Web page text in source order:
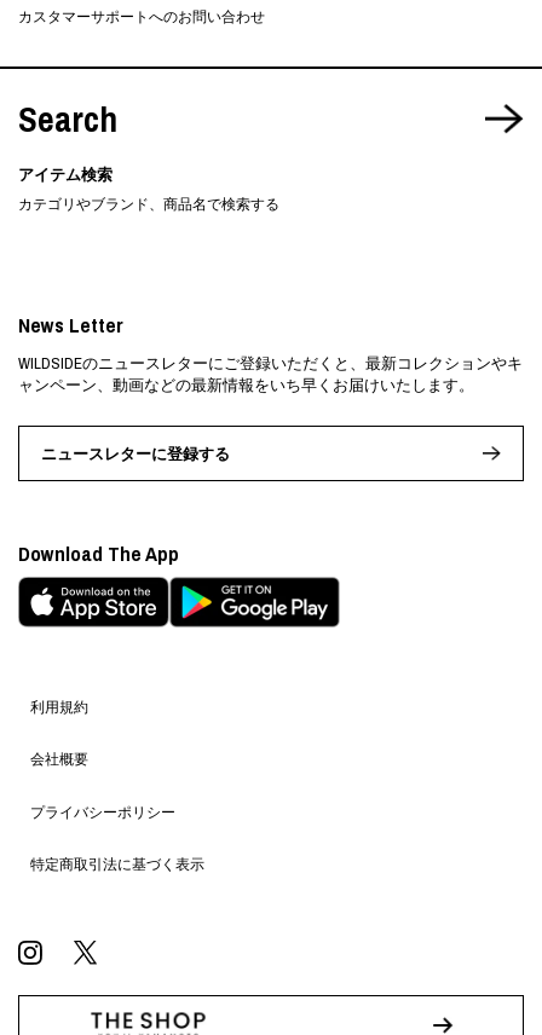
カスタマーサポートへのお問い合わせ
Search
アイテム検索
カテゴリやブランド、商品名で検索する
利用規約
会社概要
プライバシーポリシー
特定商取引法に基づく表示
News Letter
WILDSIDEのニュースレターにご登録いただくと、最新コレクションやキ
ャンペーン、動画などの最新情報をいち早くお届けいたします。
ニュースレターに登録する
Download The App